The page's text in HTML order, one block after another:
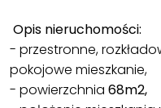
Opis nieruchomości:
- przestronne,
pokojowe mieszkanie,
- powierzchnia 68m2,